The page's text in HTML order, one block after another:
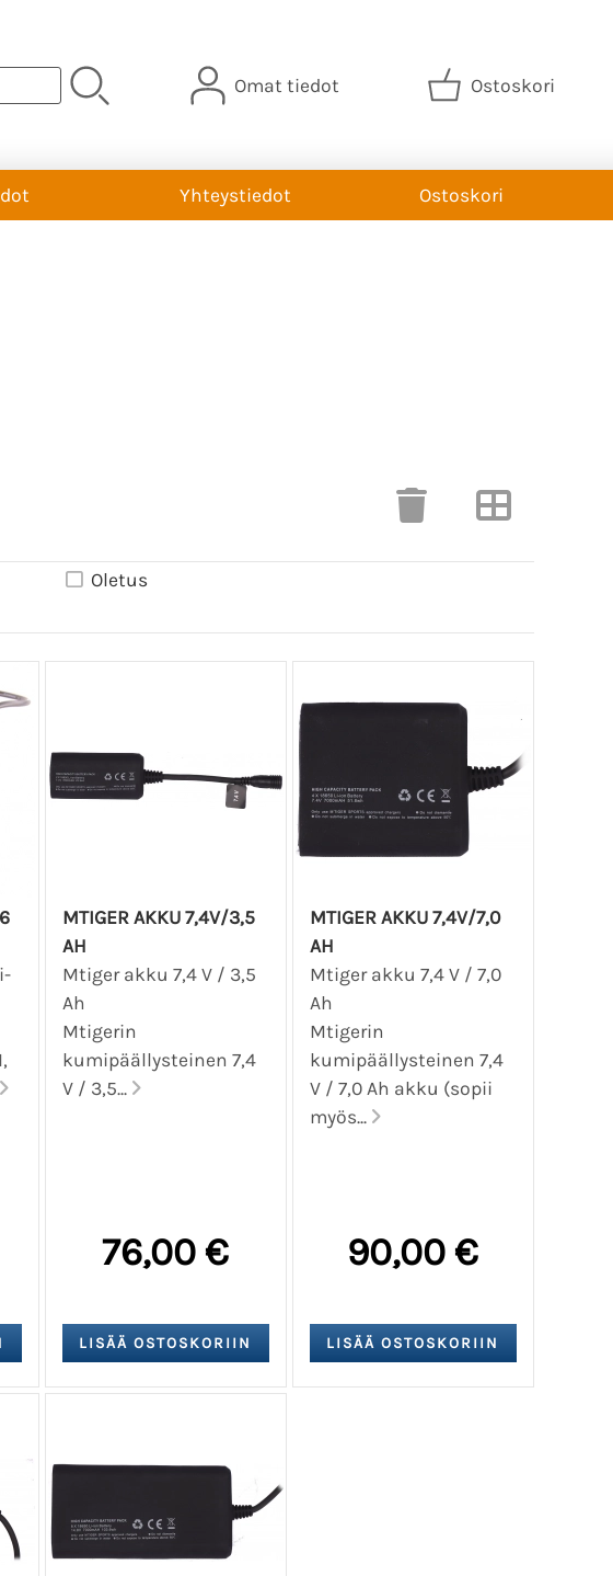
Omat tiedot Ostoskori
Yhteystiedot Ostoskori
Oletus
MTIGER AKKU 7,4V/3,5
AH
Mtiger akku 7,4 V / 3,5
Ah
Mtigerin
kumipäällysteinen 7,4
V / 3,5...
76,00 €
MTIGER AKKU 7,4V/7,0
AH
Mtiger akku 7,4 V / 7,0
Ah
Mtigerin
kumipäällysteinen 7,4
V / 7,0 Ah akku (sopii
myös...
90,00 €